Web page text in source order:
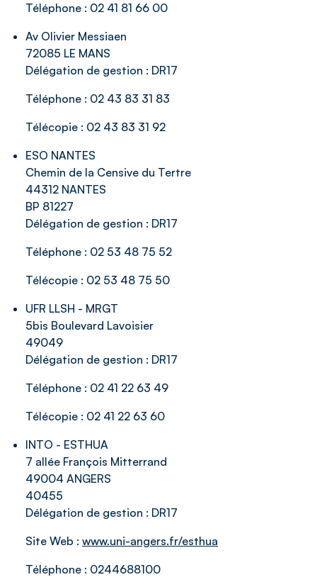
Téléphone : 02 41 81 66 00
Av Olivier Messiaen
72085 LE MANS
Délégation de gestion : DR17
Téléphone : 02 43 83 31 83
Télécopie : 02 43 83 31 92
ESO NANTES
Chemin de la Censive du Tertre
44312 NANTES
BP 81227
Délégation de gestion : DR17
Téléphone : 02 53 48 75 52
Télécopie : 02 53 48 75 50
UFR LLSH - MRGT
5bis Boulevard Lavoisier
49049
Délégation de gestion : DR17
Téléphone : 02 41 22 63 49
Télécopie : 02 41 22 63 60
INTO - ESTHUA
7 allée François Mitterrand
49004 ANGERS
40455
Délégation de gestion : DR17
Site Web : www.uni-angers.fr/esthua
Téléphone : 0244688100